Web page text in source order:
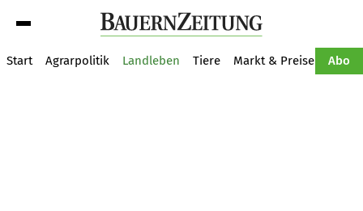
Start Agrarpolitik Landleben Tiere Markt & Preise Abo